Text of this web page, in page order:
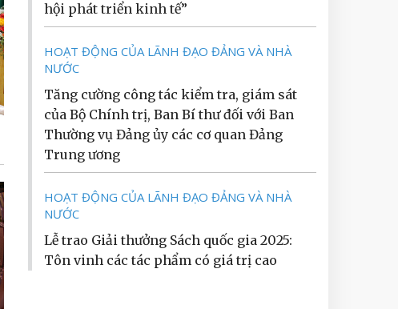
hội phát triển kinh tế”
HOẠT ĐỘNG CỦA LÃNH ĐẠO ĐẢNG VÀ NHÀ
NƯỚC
Tăng cường công tác kiểm tra, giám sát
của Bộ Chính trị, Ban Bí thư đối với Ban
Thường vụ Đảng ủy các cơ quan Đảng
Trung ương
HOẠT ĐỘNG CỦA LÃNH ĐẠO ĐẢNG VÀ NHÀ
NƯỚC
Lễ trao Giải thưởng Sách quốc gia 2025:
Tôn vinh các tác phẩm có giá trị cao